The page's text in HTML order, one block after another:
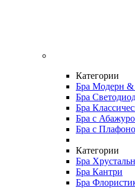
Категории
Бра Модерн
Бра
Бра
Бра с
Бра с
Категории
Бра
Бра Кантри
Бра